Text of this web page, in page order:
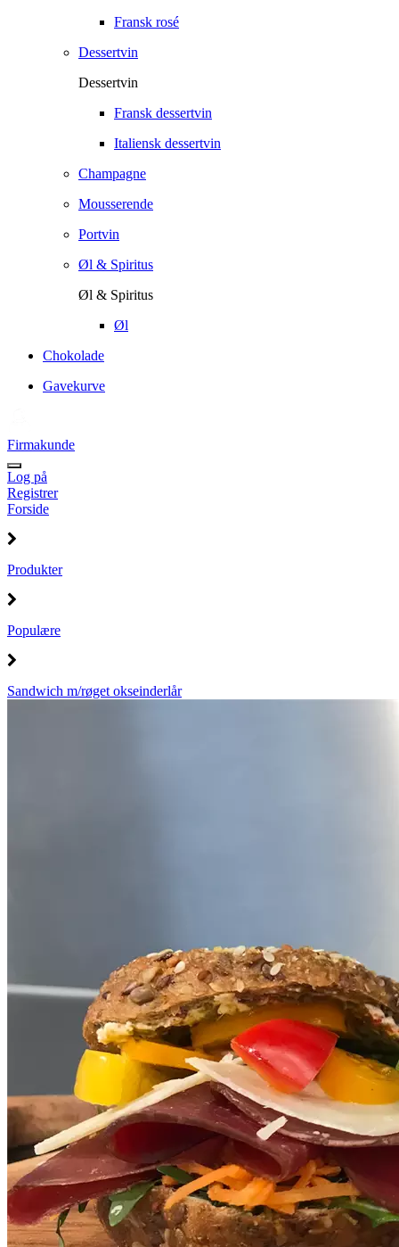
Fransk rosé
Dessertvin
Dessertvin
Fransk dessertvin
Italiensk dessertvin
Champagne
Mousserende
Portvin
Øl & Spiritus
Øl & Spiritus
Øl
Chokolade
Gavekurve
Firmakunde
Log på
Registrer
Forside
Produkter
Populære
Sandwich m/røget okseinderlår